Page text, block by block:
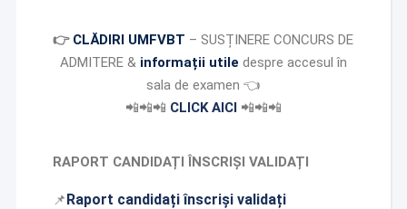
👉 CLĂDIRI UMFVBT – SUSȚINERE CONCURS DE
ADMITERE & informații utile despre accesul în
sala de examen👈
📲📲📲 CLICK AICI 📲📲📲
RAPORT CANDIDAȚI ÎNSCRIȘI VALIDAȚI
📌Raport candidați înscriși validați